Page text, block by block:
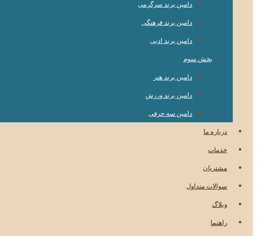
دامین برند سرگرمی
دامین برند فرهنگی
دامین برند ادبی
بخش سوم
دامین برند هنر
دامین برند ورزش
دامین سه حرفی
درباره ما
خدمات
مشتریان
سوالات متداول
وبلاگ
راهنما